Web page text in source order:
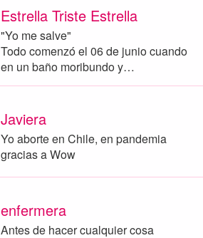
Estrella Triste Estrella
"Yo me salve"
Todo comenzó el 06 de junio cuando
en un baño moribundo y…
Javiera
Yo aborte en Chile, en pandemia
gracias a Wow
enfermera
Antes de hacer cualquier cosa